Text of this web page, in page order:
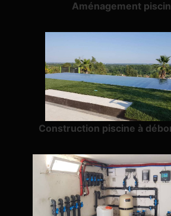
Aménagement
Construction piscine à